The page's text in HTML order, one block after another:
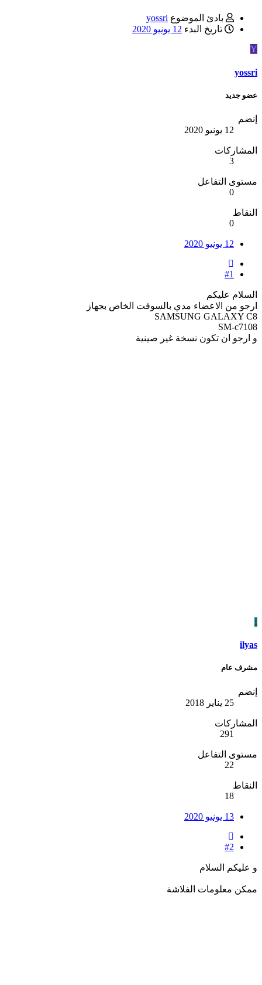
بادئ الموضوع yossri
تاريخ البدء 12 يونيو 2020
Y
yossri
عضو جديد
إنضم
12 يونيو 2020
المشاركات
3
مستوى التفاعل
0
النقاط
0
12 يونيو 2020
#1
السلام عليكم
ارجو من الاعضاء مدي بالسوفت الخاص بجهاز
SAMSUNG GALAXY C8
SM-c7108
و ارجو ان تكون نسخة غير صينية
I
ilyas
مشرف عام
إنضم
25 يناير 2018
المشاركات
291
مستوى التفاعل
22
النقاط
18
13 يونيو 2020
#2
و عليكم السلام
ممكن معلومات الفلاشة